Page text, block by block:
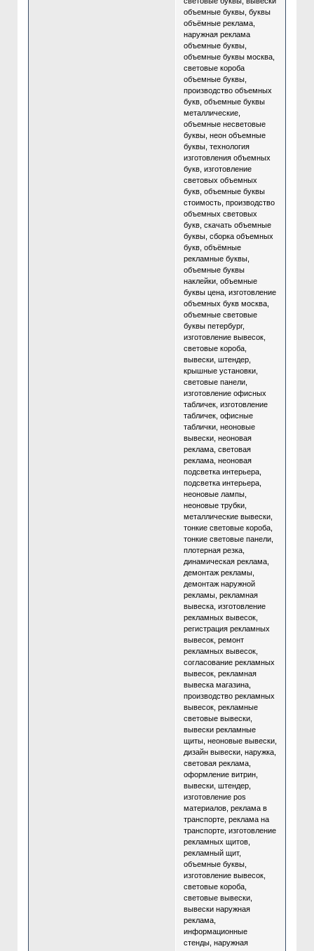
объемные буквы, буквы
объёмные реклама,
наружная реклама
объемные буквы,
объемные буквы москва,
световые короба
объемные буквы,
производство объемных
букв, объемные буквы
металлические,
объемные несветовые
буквы, неон объемные
буквы, технология
изготовления объемных
букв, изготовление
световых объемных
букв, объемные буквы
стоимость, производство
объемных световых
букв, скачать объемные
буквы, сборка объемных
букв, объёмные
рекламные буквы,
объемные буквы
наклейки, объемные
буквы цена, изготовление
объемных букв москва,
объемные световые
буквы петербург,
изготовление вывесок,
световые короба,
вывески, штендер,
крышные установки,
световые панели,
изготовление офисных
табличек, изготовление
табличек, офисные
таблички, неоновые
вывески, неоновая
реклама, световая
реклама, неоновая
подсветка интерьера,
подсветка интерьера,
неоновые лампы,
неоновые трубки,
металлические вывески,
тонкие световые короба,
тонкие световые панели,
плотерная резка,
динамическая реклама,
демонтаж рекламы,
демонтаж наружной
рекламы, рекламная
вывеска, изготовление
рекламных вывесок,
регистрация рекламных
вывесок, ремонт
рекламных вывесок,
согласование рекламных
вывесок, рекламная
вывеска магазина,
производство рекламных
вывесок, рекламные
световые вывески,
вывески рекламные
щиты, неоновые вывески,
дизайн вывески, наружка,
световая реклама,
оформление витрин,
вывески, штендер,
изготовление pos
материалов, реклама в
транспорте, реклама на
транспорте, изготовление
рекламных щитов,
рекламный щит,
объемные буквы,
изготовление вывесок,
световые короба,
световые вывески,
вывески наружная
реклама,
информационные
стенды, наружная